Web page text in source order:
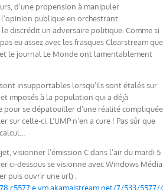
d’une propension à manipuler
publique en orchestrant
discrédit un adversaire politique. Comme si
eu assez avec les frasques Clearstream que
le journal Le Monde ont lamentablement
insupportables lorsqu’ils sont étalés sur
imposés à la population qui a déjà
pour se dépatouiller d’une réalité compliquée
sur celle-ci. L’UMP n’en a cure ! Pas sûr que
visionner l’émission C dans l’air du mardi 5
ci-dessous se visionne avec Windows Média
puis ouvrir une url) .
7/533/